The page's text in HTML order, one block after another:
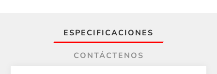
ESPECIFICACIONES
CONTÁCTENOS